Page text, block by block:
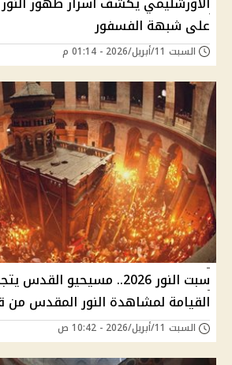
على شبهة الفسفور
السبت 11/أبريل/2026 - 01:14 م
سبت النور 2026.. مسيحيو
القيامة لمشاهدة النور المقدس من
السبت 11/أبريل/2026 - 10:42 ص